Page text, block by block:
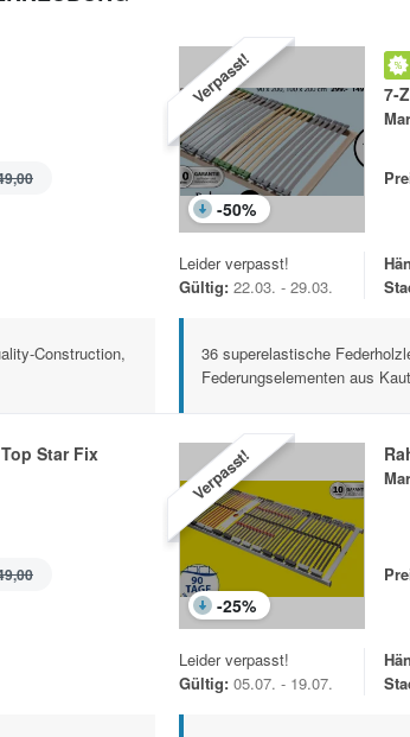
Construction,
Verpasst!
-50%
7-
Leider verpasst!
Gültig: 22.03. - 29.03.
36 superelastische
Federungselementen aus
Star Fix Verpasst!
-25%
Leider verpasst!
Gültig: 05.07. - 19.07.